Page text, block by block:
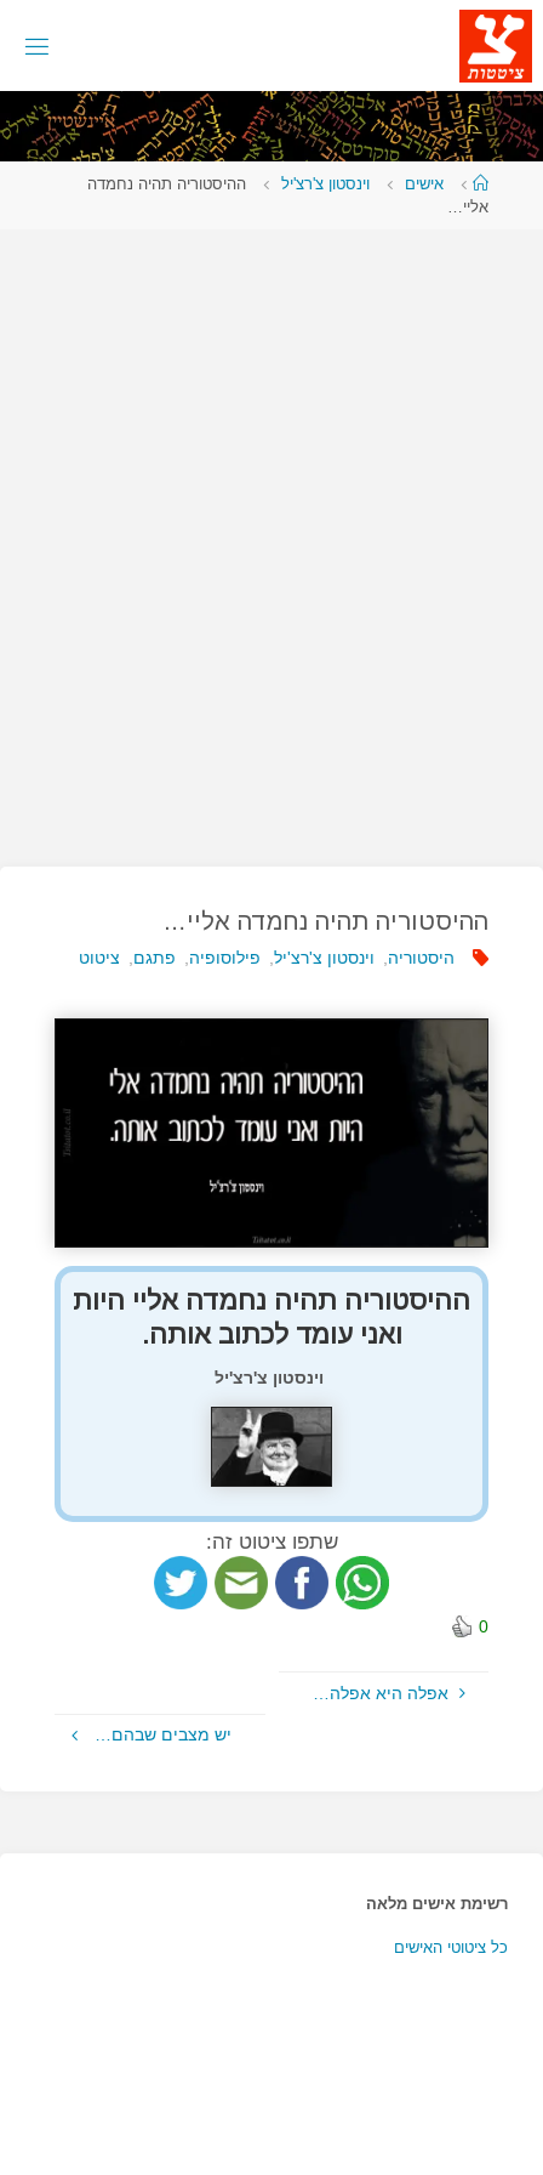
דלגו
לתוכן
עמוד
ראשי
אישים וינסטון צ'רצ'יל
ההיסטוריה תהיה נחמדה
אליי…
ההיסטוריה תהיה נחמדה אליי…
היסטוריה וינסטון צ'רצ'יל פילוסופיה פתגם ציטוט
ההיסטוריה תהיה נחמדה אליי היות
ואני עומד לכתוב אותה.
וינסטון צ'רצ'יל
שתפו ציטוט זה:
0
אפלה היא אפלה…
יש מצבים שבהם…
רשימת אישים מלאה
כל ציטוטי האישים